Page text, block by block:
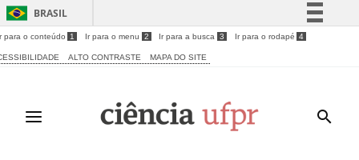
BRASIL
Simplifique!
Acesso à informação
Legislação
para o conteúdo 1 Ir para o menu 2 Ir para a busca 3 Ir para o rodapé 4
ALTO CONTRASTE MAPA DO SITE